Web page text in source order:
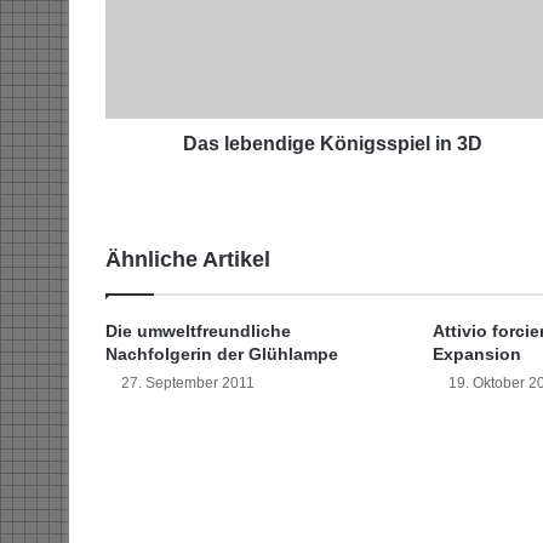
d
ö
n
i
g
s
Das lebendige Königsspiel in 3D
Ähnliche Artikel
Die umweltfreundliche
Nachfolgerin der Glühlampe
27. September 2011
Attivio
Expansion
19. Oktober